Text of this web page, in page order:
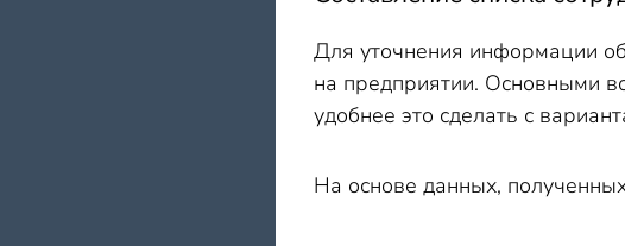
Для уточнения информации
на предприятии. Основными
удобнее это сделать с
На основе данных,